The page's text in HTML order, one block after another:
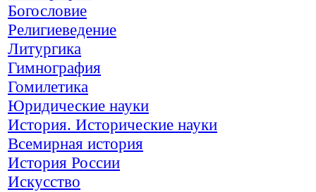
Богословие
Религиеведение
Литургика
Гимнография
Гомилетика
Юридические науки
История. Исторические науки
Всемирная история
История России
Искусство